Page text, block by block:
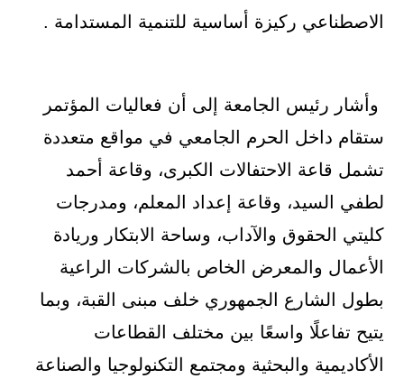
الاصطناعي ركيزة أساسية للتنمية المستدامة .
وأشار رئيس الجامعة إلى أن فعاليات المؤتمر
ستقام داخل الحرم الجامعي في مواقع متعددة
تشمل قاعة الاحتفالات الكبرى، وقاعة أحمد
لطفي السيد، وقاعة إعداد المعلم، ومدرجات
كليتي الحقوق والآداب، وساحة الابتكار وريادة
الأعمال والمعرض الخاص بالشركات الراعية
بطول الشارع الجمهوري خلف مبنى القبة، وبما
يتيح تفاعلًا واسعًا بين مختلف القطاعات
الأكاديمية والبحثية ومجتمع التكنولوجيا والصناعة